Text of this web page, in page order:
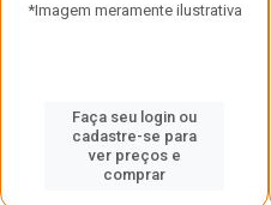
*Imagem meramente ilustrativa
Faça seu login ou
cadastre-se para
ver preços e
comprar